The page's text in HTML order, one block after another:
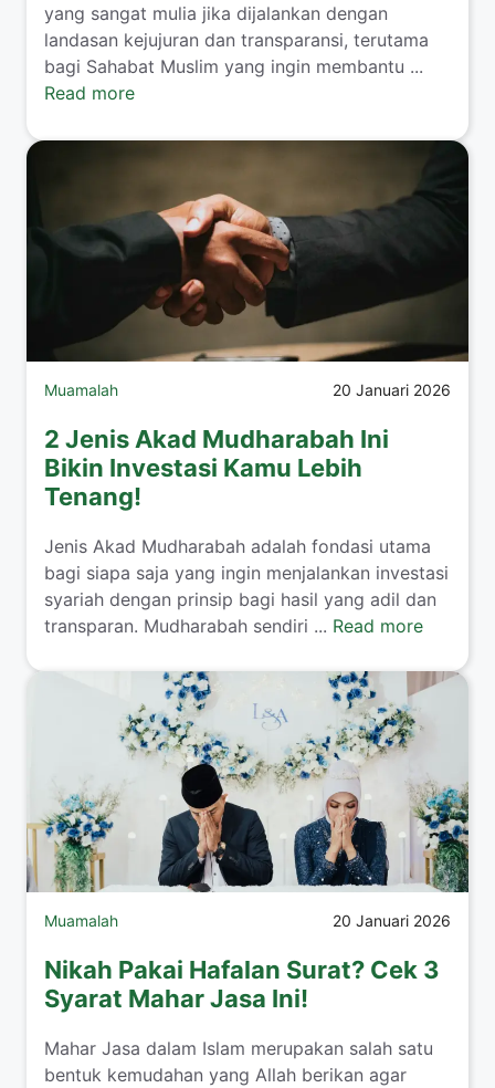
yang sangat mulia jika dijalankan dengan
landasan kejujuran dan transparansi, terutama
bagi Sahabat Muslim yang ingin membantu ...
Read more
Muamalah 20 Januari 2026
2 Jenis Akad Mudharabah Ini
Bikin Investasi Kamu Lebih
Tenang!
​Jenis Akad Mudharabah adalah fondasi utama
bagi siapa saja yang ingin menjalankan investasi
syariah dengan prinsip bagi hasil yang adil dan
transparan. Mudharabah sendiri ... Read more
Muamalah 20 Januari 2026
Nikah Pakai Hafalan Surat? Cek 3
Syarat Mahar Jasa Ini!
​Mahar Jasa dalam Islam merupakan salah satu
bentuk kemudahan yang Allah berikan agar